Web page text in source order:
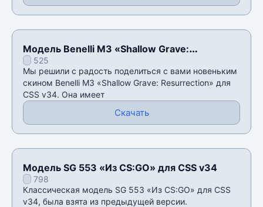
Модель Benelli M3 «Shallow Grave:
Resurrection» для CSS v34
525
Мы решили с радость поделиться с вами новеньким
скином Benelli M3 «Shallow Grave: Resurrection» для
CSS v34. Она имеет
Скачать
Модель SG 553 «Из CS:GO» для CSS v34
798
Классическая модель SG 553 «Из CS:GO» для CSS
v34, была взята из предыдущей версии.